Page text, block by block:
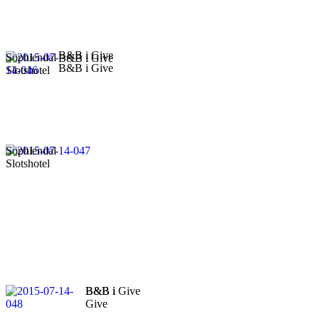
Sophiendal
Slotshotel
Sophiendal
Slotshotel
B&B i Give
B&B i Give
B&B i Give
B&B i
Give
B&B i Give